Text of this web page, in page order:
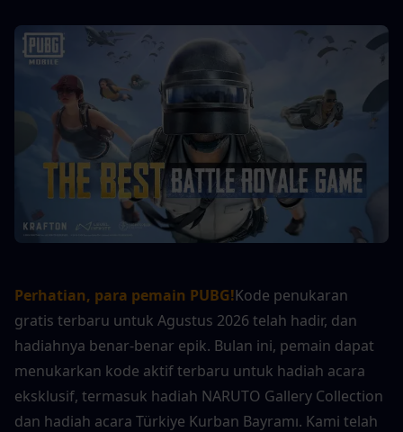
Perhatian, para pemain PUBG!Kode penukaran
gratis terbaru untuk Agustus 2026 telah hadir, dan
hadiahnya benar-benar epik. Bulan ini, pemain dapat
menukarkan kode aktif terbaru untuk hadiah acara
eksklusif, termasuk hadiah NARUTO Gallery Collection
dan hadiah acara Türkiye Kurban Bayramı. Kami telah